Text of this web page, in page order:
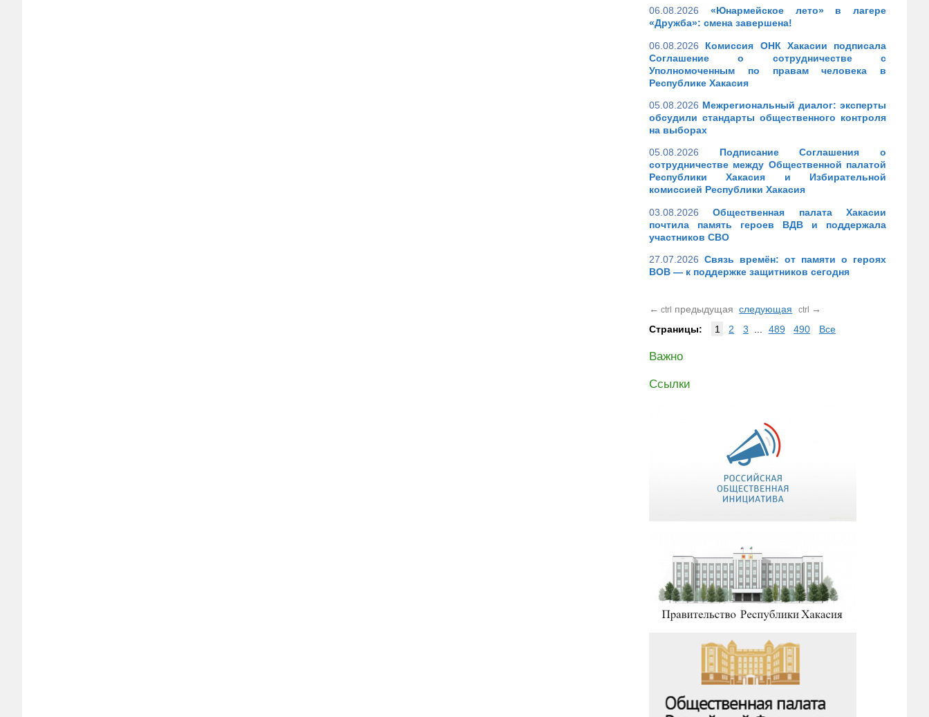
06.08.2026
«Юнармейское лето» в лагере
«Дружба»: смена завершена!
06.08.2026
Комиссия ОНК Хакасии подписала
Соглашение о сотрудничестве с
Уполномоченным по правам человека в
Республике Хакасия
05.08.2026 Межрегиональный диалог: эксперты
обсудили стандарты общественного контроля
на выборах
05.08.2026
Подписание Соглашения о
сотрудничестве между Общественной палатой
Республики Хакасия и Избирательной
комиссией Республики Хакасия
03.08.2026
Общественная палата Хакасии
почтила память героев ВДВ и поддержала
участников СВО
27.07.2026 Связь времён: от памяти о героях
ВОВ — к поддержке защитников сегодня
← ctrl предыдущая следующая ctrl →
Страницы:
1 2 3 489 490 Все
Важно
Ссылки